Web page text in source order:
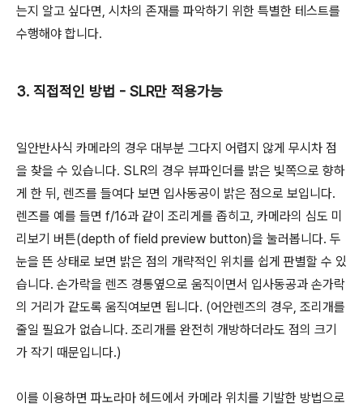
는지 알고 싶다면, 시차의 존재를 파악하기 위한 특별한 테스트를
수행해야 합니다.
3. 직접적인 방법 - SLR만 적용가능
일안반사식 카메라의 경우 대부분 그다지 어렵지 않게 무시차 점
을 찾을 수 있습니다. SLR의 경우 뷰파인더를 밝은 빛쪽으로 향하
게 한 뒤, 렌즈를 들여다 보면 입사동공이 밝은 점으로 보입니다.
렌즈를 예를 들면 f/16과 같이 조리게를 좁히고, 카메라의 심도 미
리보기 버튼(depth of field preview button)을 눌러봅니다. 두
눈을 뜬 상태로 보면 밝은 점의 개략적인 위치를 쉽게 판별할 수 있
습니다. 손가락을 렌즈 경통옆으로 움직이면서 입사동공과 손가락
의 거리가 같도록 움직여보면 됩니다. (어안렌즈의 경우, 조리개를
줄일 필요가 없습니다. 조리개를 완전히 개방하더라도 점의 크기
가 작기 때문입니다.)
이를 이용하면 파노라마 헤드에서 카메라 위치를 기발한 방법으로